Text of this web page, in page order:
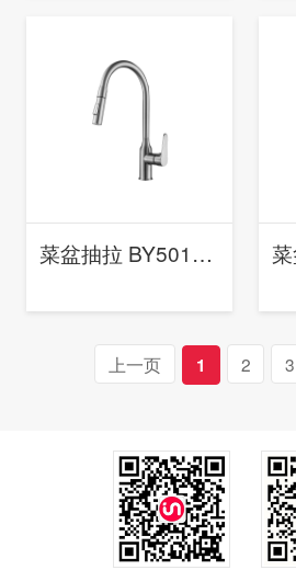
菜盆抽拉 BY5015 (枪灰)
上一页 1 2 3